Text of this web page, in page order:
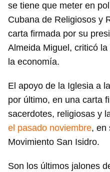
se tiene que meter en
Cubana de Religiosos y
carta firmada por su
Almeida Miguel, criticó
la economía.
El apoyo de la Iglesia a
por último, en una carta
sacerdotes, religiosas y
el pasado noviembre, en
Movimiento San Isidro.
Son los últimos jalones